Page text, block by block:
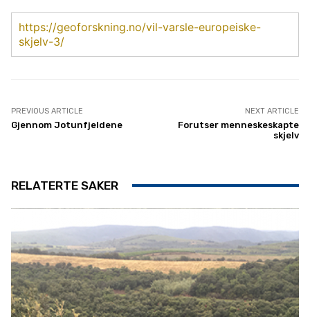
https://geoforskning.no/vil-varsle-europeiske-
skjelv-3/
PREVIOUS ARTICLE
Gjennom Jotunfjeldene
NEXT ARTICLE
Forutser menneskeskapte
skjelv
RELATERTE SAKER